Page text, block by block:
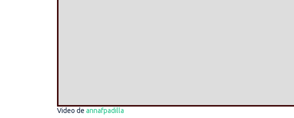
Video de annafpadilla